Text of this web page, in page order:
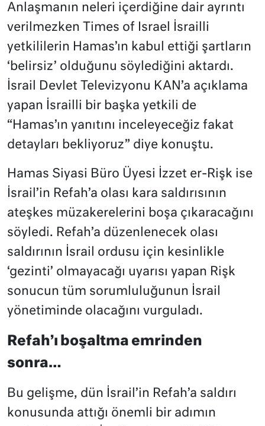
Anlaşmanın neleri içerdiğine dair ayrıntı
verilmezken Times of Israel İsrailli
yetkililerin Hamas’ın kabul ettiği şartların
‘belirsiz’ olduğunu söylediğini aktardı.
İsrail Devlet Televizyonu KAN’a açıklama
yapan İsrailli bir başka yetkili de
“Hamas’ın yanıtını inceleyeceğiz fakat
detayları bekliyoruz” diye konuştu.
Hamas Siyasi Büro Üyesi İzzet er-Rişk ise
İsrail’in Refah’a olası kara saldırısının
ateşkes müzakerelerini boşa çıkaracağını
söyledi. Refah’a düzenlenecek olası
saldırının İsrail ordusu için kesinlikle
‘gezinti’ olmayacağı uyarısı yapan Rişk
sonucun tüm sorumluluğunun İsrail
yönetiminde olacağını vurguladı.
Refah’ı boşaltma emrinden
sonra…
Bu gelişme, dün İsrail’in Refah’a saldırı
konusunda attığı önemli bir adımın